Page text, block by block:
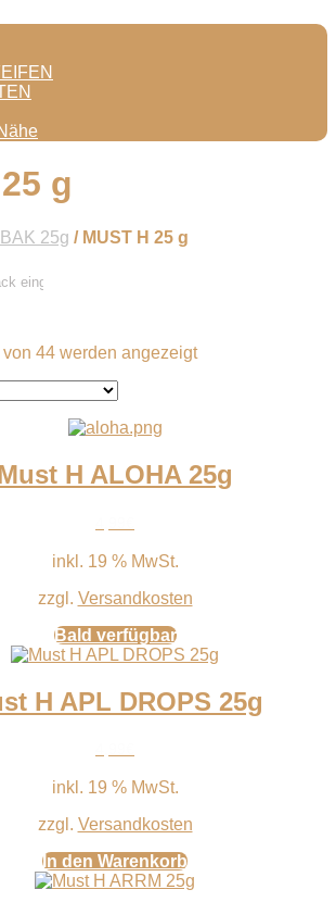
g
25g / MUST H 25 g
44 werden angezeigt
H ALOHA 25g
inkl. 19 % MwSt.
zzgl. Versandkosten
Bald verfügbar
H APL DROPS 25g
inkl. 19 % MwSt.
zzgl. Versandkosten
In den Warenkorb